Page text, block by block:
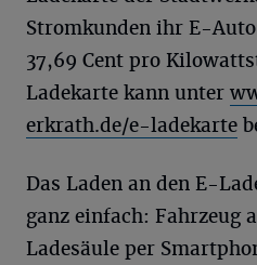
Stromkunden ihr E-
37,69 Cent pro
Ladekarte kann unter
erkrath.de/e-ladekarte
Das Laden an den E-
ganz einfach: Fahrzeug
Ladesäule per